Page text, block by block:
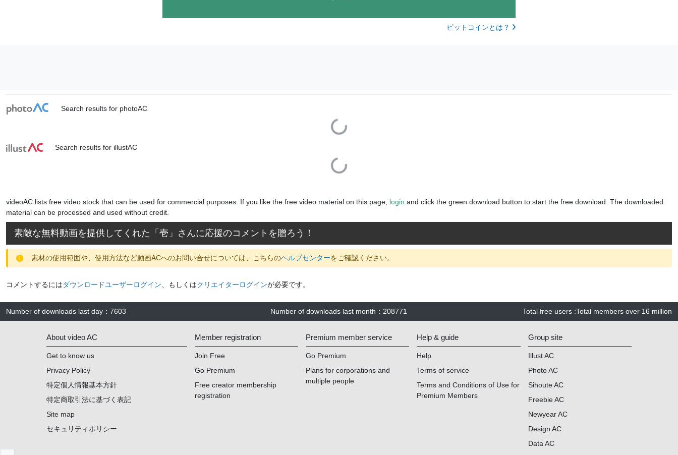
ビットコインとは？
Search results for photoAC Loading...
Search results for illustAC Loading...
videoAC lists free video stock that can be used for commercial purposes. If you like the free video material on this page, login and click the green download button to start the free download. The downloaded
material can be processed and used without credit.
素敵な無料動画を提供してくれた「 壱 」さんに応援のコメントを贈ろう！
素材の使用範囲や、使用方法など動画ACへのお問い合せについては、こちらのヘルプセンターをご確認ください。
コメントするにはダウンロードユーザーログイン 、もしくはクリエイターログインが必要です。
Number of downloads last day ： 7603 Number of downloads last month ： 208771 Total free users:Total members over 16 million
About video AC
Get to know us
Privacy Policy
特定個人情報基本方針
特定商取引法に基づく表記
Site map
セキュリティポリシー
Member registration
Join Free
Go Premium
Free creator membership
registration
Premium member service
Go Premium
Plans for corporations and
multiple people
Help & guide
Help
Terms of service
Terms and Conditions of Use for
Premium Members
Group site
Illust AC
Photo AC
Sihoute AC
Freebie AC
Newyear AC
Design AC
Data AC